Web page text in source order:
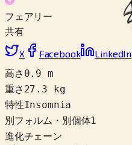
フェアリー
共有
X
Facebook LinkedIn
高さ 0.9 m
重さ 27.3 kg
特性Insomnia
別フォルム・別個体1
進化チェーン